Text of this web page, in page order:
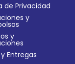
de Privacidad
y
y
Entregas